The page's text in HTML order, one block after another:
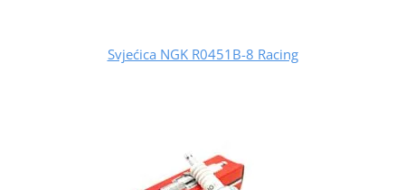
Svjećica NGK R0451B-8 Racing